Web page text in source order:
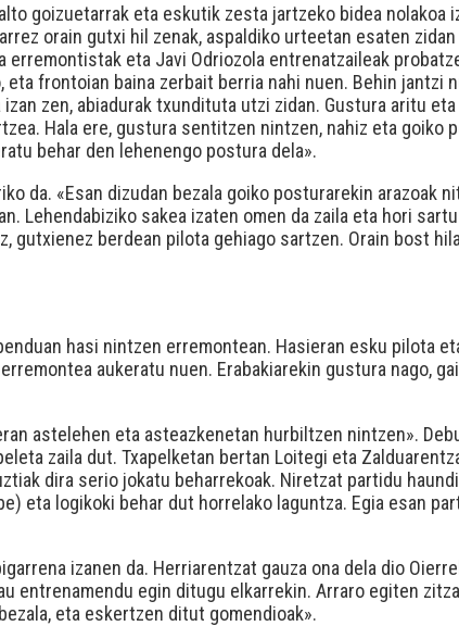
goizuetarrak eta eskutik zesta jartzeko bidea nolakoa
orain gutxi hil zenak, aspaldiko urteetan esaten
eta Javi Odriozola entrenatzaileak
frontoian baina zerbait berria nahi nuen. Behin jantzi
zen, abiadurak txundituta utzi zidan. Gustura aritu eta
Hala ere, gustura sentitzen nintzen, nahiz eta goiko
behar den lehenengo postura dela».
da. «Esan dizudan bezala goiko posturarekin arazoak
Lehendabiziko sakea izaten omen da zaila eta hori
gutxienez berdean pilota gehiago sartzen. Orain bost
hasi nintzen erremontean. Hasieran esku pilota
aukeratu nuen. Erabakiarekin gustura nago,
astelehen eta asteazkenetan hurbiltzen nintzen».
zaila dut. Txapelketan bertan Loitegi eta
dira serio jokatu beharrekoak. Niretzat partidu
eta logikoki behar dut horrelako laguntza. Egia esan
izanen da. Herriarentzat gauza ona dela dio
entrenamendu egin ditugu elkarrekin. Arraro egiten
eta eskertzen ditut gomendioak».